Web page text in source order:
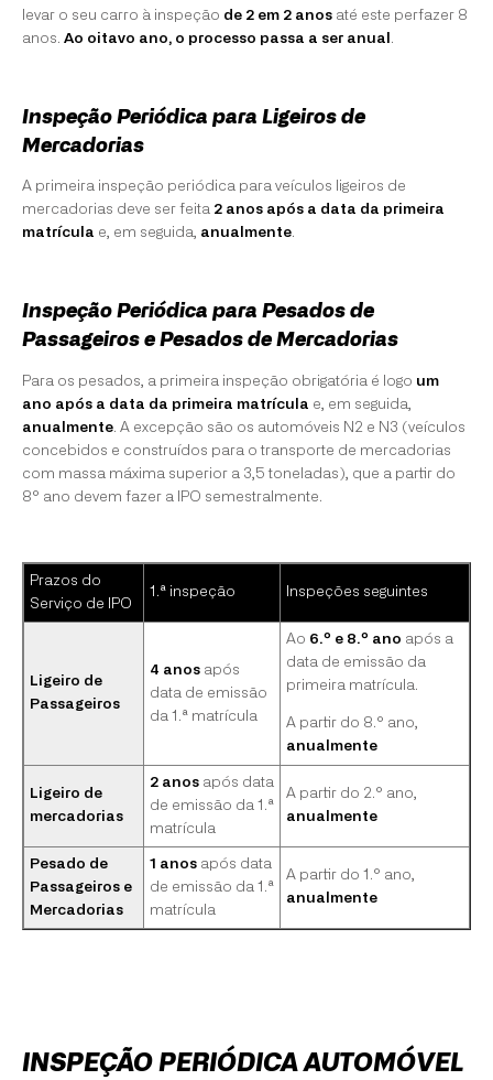
levar o seu carro à inspeção de 2 em 2 anos até este perfazer 8
anos. Ao oitavo ano, o processo passa a ser anual .
Inspeção Periódica para Ligeiros de
Mercadorias
A primeira inspeção periódica para veículos ligeiros de
mercadorias deve ser feita 2 anos após a data da primeira
matrícula e, em seguida, anualmente.
Inspeção Periódica para Pesados de
Passageiros e Pesados de Mercadorias
Para os pesados, a primeira inspeção obrigatória é logo um
ano após a data da primeira matrícula e, em seguida,
anualmente. A excepção são os automóveis N2 e N3 (veículos
concebidos e construídos para o transporte de mercadorias
com massa máxima superior a 3,5 toneladas), que a partir do
8º ano devem fazer a IPO semestralmente.
Prazos do
Serviço de IPO
1.ª inspeção Inspeções seguintes
Ligeiro de
Passageiros
4 anos após
data de emissão
da 1.ª matrícula
Ao 6.º e 8.º ano após a
data de emissão da
primeira matrícula.
A partir do 8.º ano,
anualmente
Ligeiro de
mercadorias
2 anos após data
de emissão da 1.ª
matrícula
A partir do 2.º ano,
anualmente
Pesado de
Passageiros e
Mercadorias
1 anos após data
de emissão da 1.ª
matrícula
A partir do 1.º ano,
anualmente
INSPEÇÃO PERIÓDICA AUTOMÓVEL